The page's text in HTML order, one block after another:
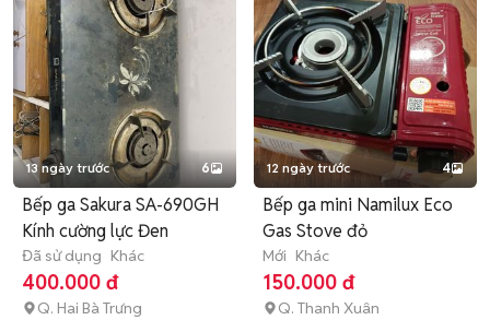
13 ngày trước 6
Bếp ga Sakura SA-690GH
Kính cường lực Đen
Đã sử dụng Khác
400.000 đ
Q. Hai Bà Trưng
12 ngày trước 4
Bếp ga mini Namilux Eco
Gas Stove đỏ
Mới Khác
150.000 đ
Q. Thanh Xuân